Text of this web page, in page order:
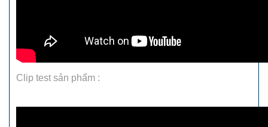
Clip test sản phẩm :